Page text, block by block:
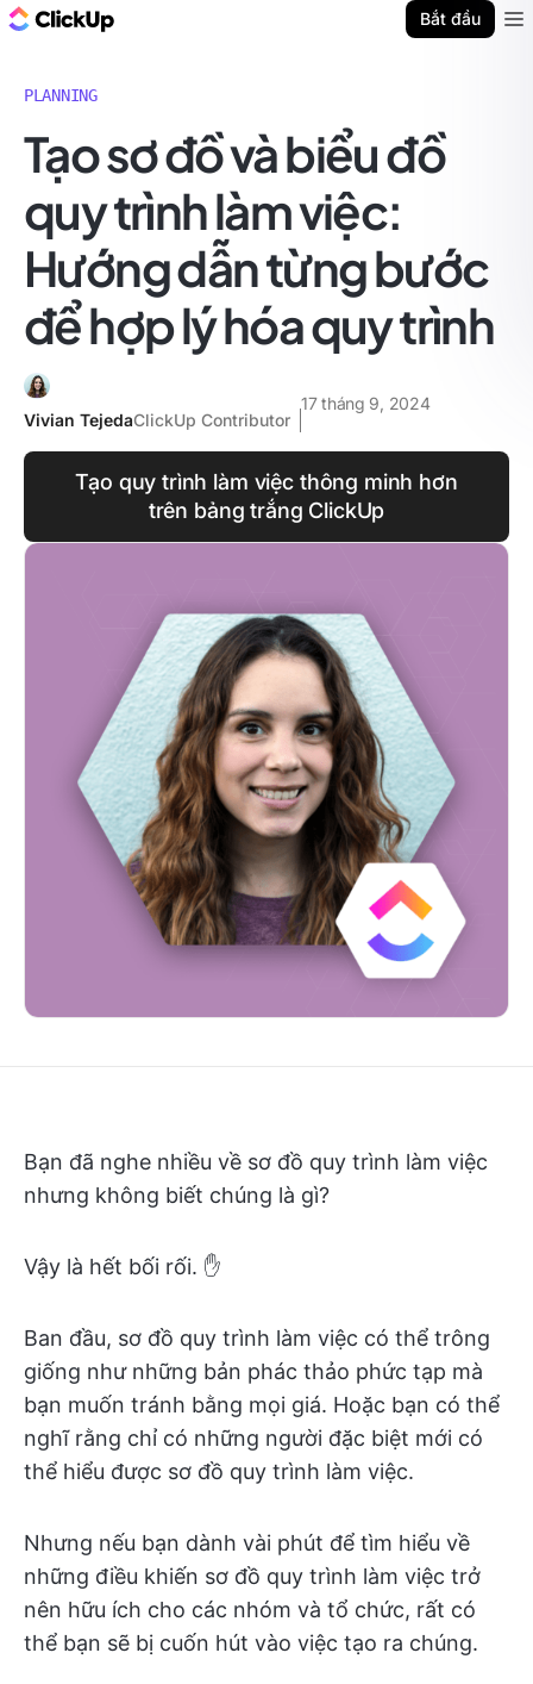
Bắt đầu
PLANNING
Tạo sơ đồ và biểu đồ
quy trình làm việc:
Hướng dẫn từng bước
để hợp lý hóa quy trình
Vivian TejedaClickUp Contributor
17 tháng 9, 2024
Tạo quy trình làm việc thông minh hơn
trên bảng trắng ClickUp
Bạn đã nghe nhiều về sơ đồ quy trình làm việc
nhưng không biết chúng là gì?
Vậy là hết bối rối. ✋
Ban đầu, sơ đồ quy trình làm việc có thể trông
giống như những bản phác thảo phức tạp mà
bạn muốn tránh bằng mọi giá. Hoặc bạn có thể
nghĩ rằng chỉ có những người đặc biệt mới có
thể hiểu được sơ đồ quy trình làm việc.
Nhưng nếu bạn dành vài phút để tìm hiểu về
những điều khiến sơ đồ quy trình làm việc trở
nên hữu ích cho các nhóm và tổ chức, rất có
thể bạn sẽ bị cuốn hút vào việc tạo ra chúng.